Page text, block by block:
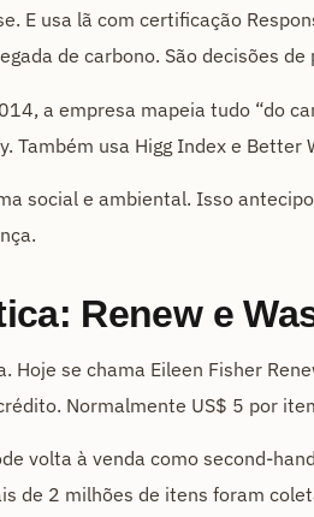
E usa lã com certificação
de carbono. São decisões
a empresa mapeia tudo “do
Também usa Higg Index e Better
social e ambiental. Isso
Renew e
se chama Eileen Fisher
Normalmente US$ 5 por
volta à venda como second-
de 2 milhões de itens foram